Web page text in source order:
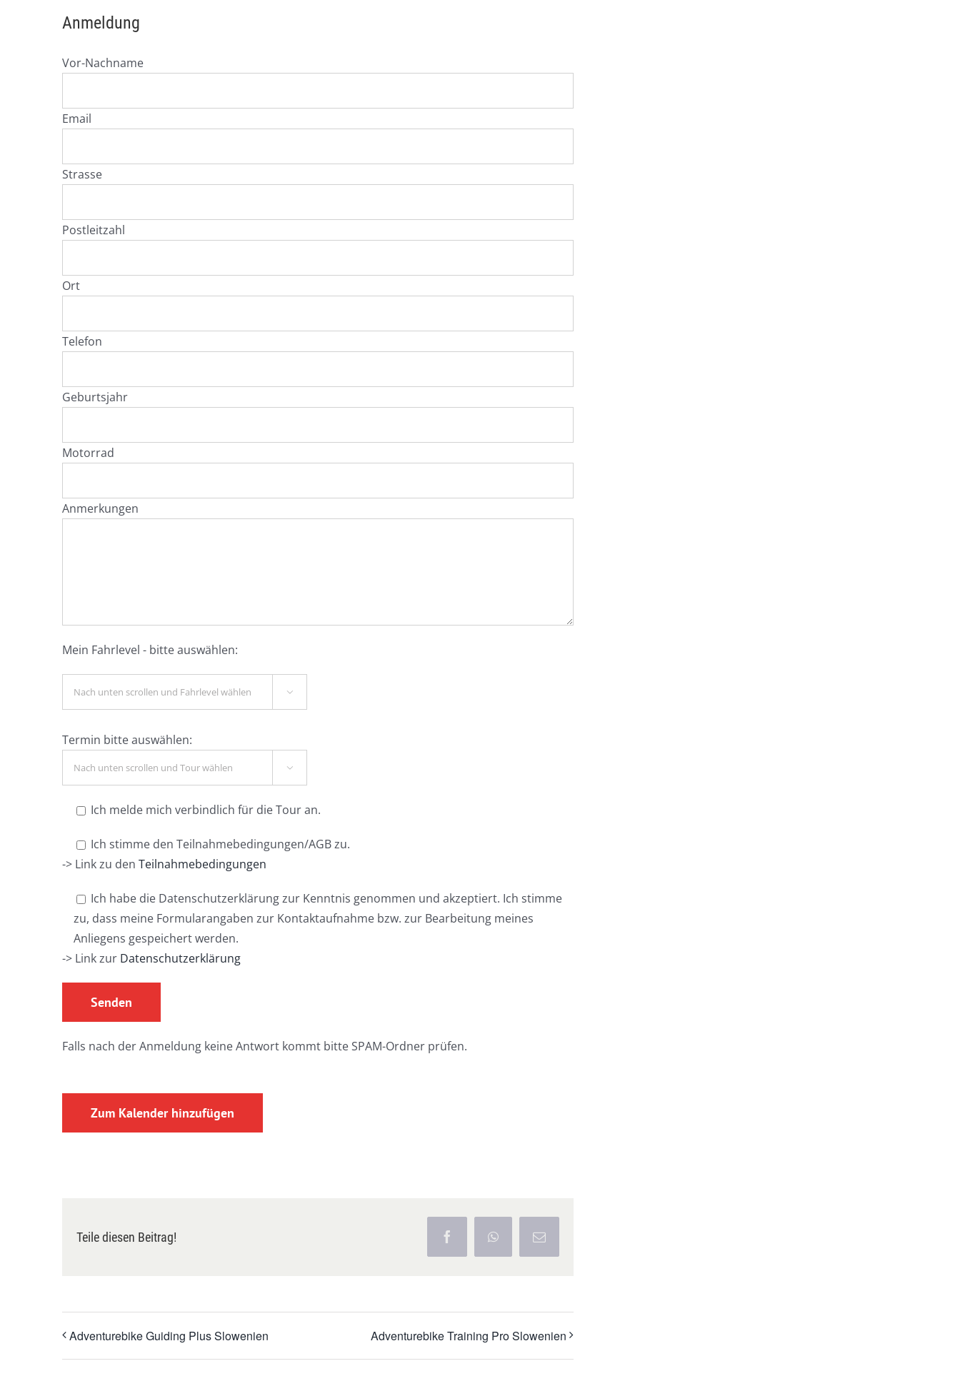
Anmeldung
Vor-Nachname
Email
Strasse
Postleitzahl
Ort
Telefon
Geburtsjahr
Motorrad
Anmerkungen
Mein Fahrlevel - bitte auswählen:

Termin bitte auswählen:

Ich melde mich verbindlich für die Tour an.
Ich stimme den Teilnahmebedingungen/AGB zu.
-> Link zu den Teilnahmebedingungen
Ich habe die Datenschutzerklärung zur Kenntnis genommen und akzeptiert. Ich stimme
zu, dass meine Formularangaben zur Kontaktaufnahme bzw. zur Bearbeitung meines
Anliegens gespeichert werden.
-> Link zur Datenschutzerklärung
Falls nach der Anmeldung keine Antwort kommt bitte SPAM-Ordner prüfen.
Zum Kalender hinzufügen
Teile diesen Beitrag! FacebookWhatsApp
E-
Mail
Adventurebike Guiding Plus Slowenien Adventurebike Training Pro Slowenien